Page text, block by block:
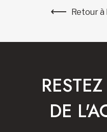
Retour
DE